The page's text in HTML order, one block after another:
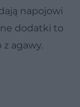
napojowi
dodatki to
agawy.